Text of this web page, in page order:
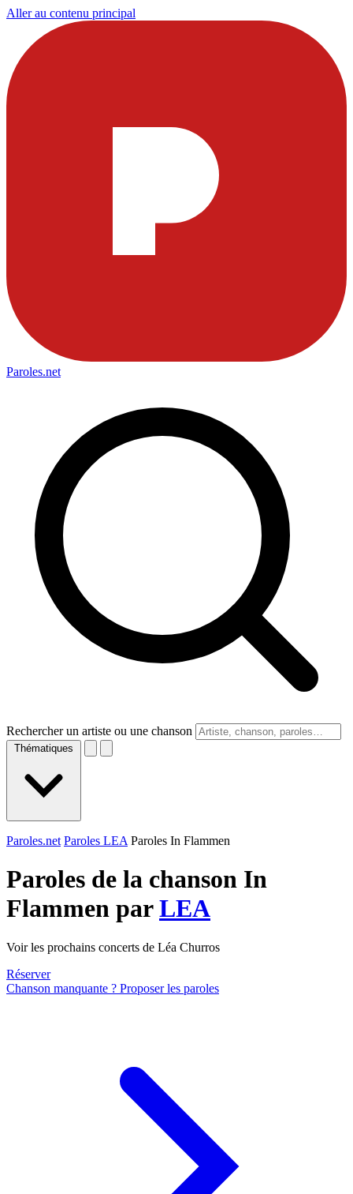
Aller au contenu principal
Paroles.net
Rechercher un artiste ou une chanson
Thématiques
Paroles.net Paroles LEA Paroles In Flammen
Paroles de la chanson In
Flammen parLEA
Voir les prochains concerts de Léa Churros
Réserver
Chanson manquante ? Proposer les paroles